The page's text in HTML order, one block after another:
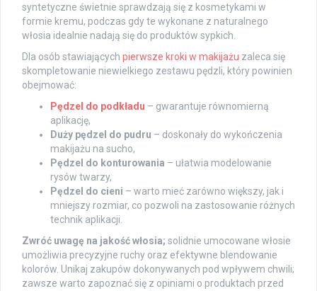
syntetyczne świetnie sprawdzają się z kosmetykami w
formie kremu, podczas gdy te wykonane z naturalnego
włosia idealnie nadają się do produktów sypkich.
Dla osób stawiających pierwsze kroki w makijażu zaleca się
skompletowanie niewielkiego zestawu pędzli, który powinien
obejmować:
Pędzel do podkładu – gwarantuje równomierną
aplikację,
Duży pędzel do pudru – doskonały do wykończenia
makijażu na sucho,
Pędzel do konturowania – ułatwia modelowanie
rysów twarzy,
Pędzel do cieni – warto mieć zarówno większy, jak i
mniejszy rozmiar, co pozwoli na zastosowanie różnych
technik aplikacji.
Zwróć uwagę na jakość włosia; solidnie umocowane włosie
umożliwia precyzyjne ruchy oraz efektywne blendowanie
kolorów. Unikaj zakupów dokonywanych pod wpływem chwili;
zawsze warto zapoznać się z opiniami o produktach przed